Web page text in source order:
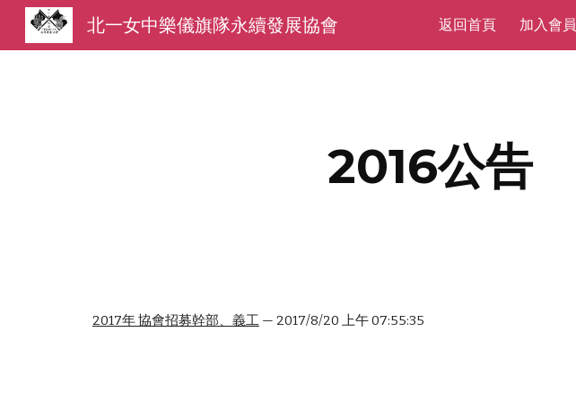
Skip to main content
北一女中樂儀旗隊永續發展協會 返回首頁 加入會員
2016公告
2017年 協會招募幹部、義工 — 2017/8/20 上午 07:55:35